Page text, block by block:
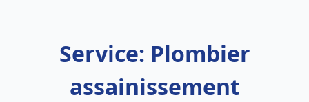
Service: Plombier
assainissement